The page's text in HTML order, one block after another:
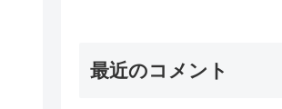
最近のコメント